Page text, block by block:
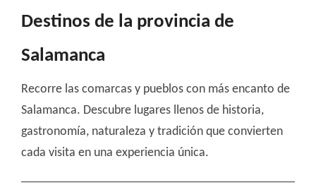
Destinos de la provincia de
Salamanca
Recorre las comarcas y pueblos con más encanto de
Salamanca. Descubre lugares llenos de historia,
gastronomía, naturaleza y tradición que convierten
cada visita en una experiencia única.